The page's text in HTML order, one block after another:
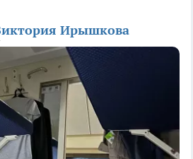
Ирышкова